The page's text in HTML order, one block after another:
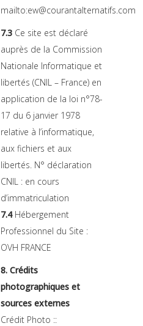
mailto:ew@courantalternatifs.com
7.3 Ce site est déclaré
auprès de la Commission
Nationale Informatique et
libertés (CNIL – France) en
application de la loi n°78-
17 du 6 janvier 1978
relative à l’informatique,
aux fichiers et aux
libertés. N° déclaration
CNIL : en cours
d’immatriculation
7.4Hébergement
Professionnel du Site :
OVH FRANCE
8. Crédits
photographiques et
sources externes
Crédit Photo ::